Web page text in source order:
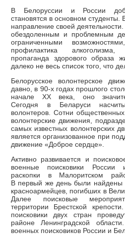
В Белоруссии и России
становятся в основном
направление своей
обездоленным и проблемным
ограниченными
профилактика
пропаганда здорового образа
далеко не весь список того, что
Белорусское волонтерское
давно, в 90-х годах прошлого
начале XX века, оно
Сегодня в Беларуси
волонтеров. Сотни
волонтерские движения,
самых известных волонтерских
является организованное при
движение «Доброе сердце».
Активно развивается и
военные поисковики России
раскопки в Малоритском
В первый же день были найдены
красноармейцев, погибших в
Далее поисковые
территории Брестской
поисковики двух стран
районе Ленинградской
военных поисковиков России и